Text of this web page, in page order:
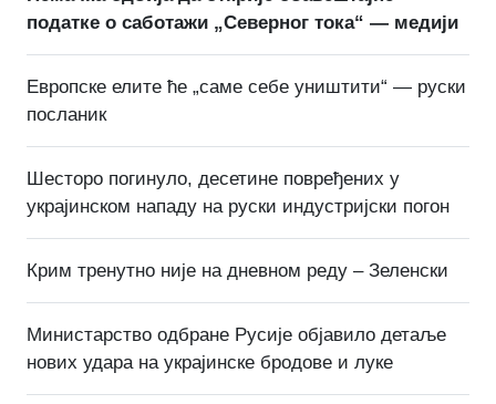
податке о саботажи „Северног тока“ — медији
Европске елите ће „саме себе уништити“ — руски
посланик
Шесторо погинуло, десетине повређених у
украјинском нападу на руски индустријски погон
Крим тренутно није на дневном реду – Зеленски
Министарство одбране Русије објавило детаље
нових удара на украјинске бродове и луке